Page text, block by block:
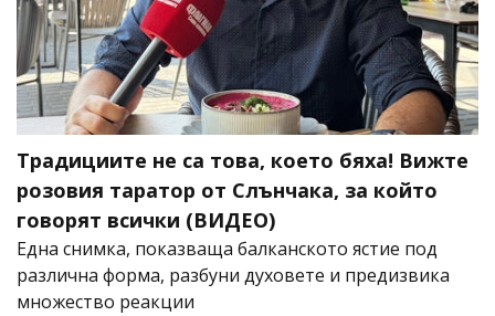
Традициите не са това, което бяха! Вижте
розовия таратор от Слънчака, за който
говорят всички (ВИДЕО)
Една снимка, показваща балканското ястие под
различна форма, разбуни духовете и предизвика
множество реакции